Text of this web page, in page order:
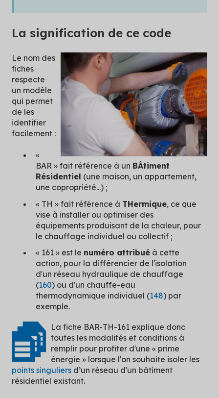
La signification de ce code
Le nom des
fiches
respecte
un modèle
qui permet
de les
identifier
facilement :
«
BAR » fait référence à un BÂtiment
Résidentiel (une maison, un appartement,
une copropriété...) ;
« TH » fait référence à THermique, ce que
vise à installer ou optimiser des
équipements produisant de la chaleur, pour
le chauffage individuel ou collectif ;
« 161 » est le numéro attribué à cette
action, pour la différencier de l'isolation
d'un réseau hydraulique de chauffage
(160) ou d'un chauffe-eau
thermodynamique individuel (148) par
exemple.
La fiche BAR-TH-161 explique donc
toutes les modalités et conditions à
remplir pour profiter d'une « prime
énergie » lorsque l'on souhaite isoler les
points singuliers d’un réseau d'un bâtiment
résidentiel existant.